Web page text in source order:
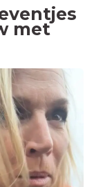
met